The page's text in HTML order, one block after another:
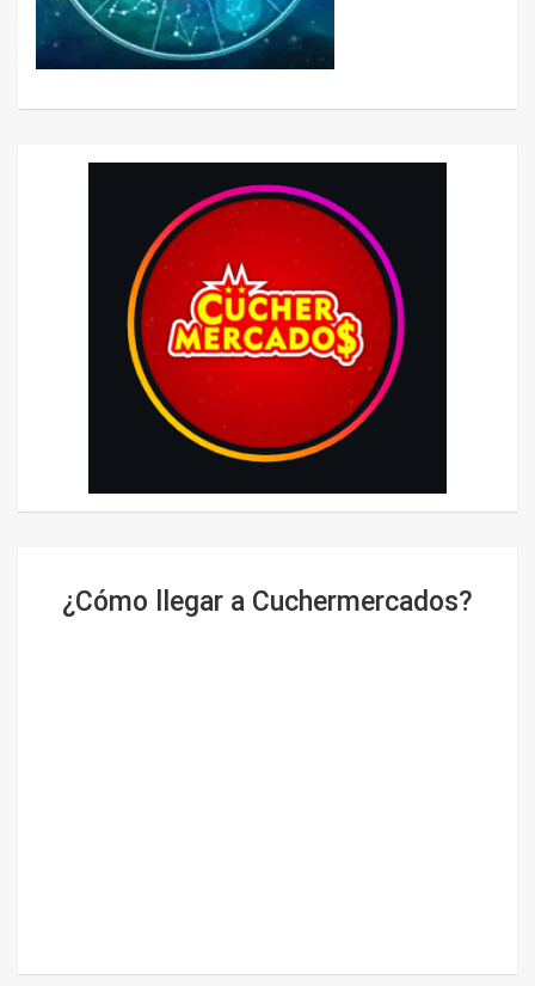
¿Cómo llegar a Cuchermercados?